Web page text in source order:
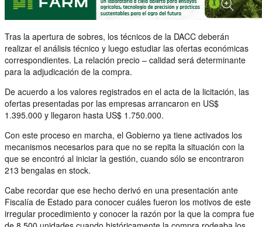
Tras la apertura de sobres, los técnicos de la DACC deberán
realizar el análisis técnico y luego estudiar las ofertas económicas
correspondientes. La relación precio – calidad será determinante
para la adjudicación de la compra.
De acuerdo a los valores registrados en el acta de la licitación, las
ofertas presentadas por las empresas arrancaron en US$
1.395.000 y llegaron hasta US$ 1.750.000.
Con este proceso en marcha, el Gobierno ya tiene activados los
mecanismos necesarios para que no se repita la situación con la
que se encontró al iniciar la gestión, cuando sólo se encontraron
213 bengalas en stock.
Cabe recordar que ese hecho derivó en una presentación ante
Fiscalía de Estado para conocer cuáles fueron los motivos de este
irregular procedimiento y conocer la razón por la que la compra fue